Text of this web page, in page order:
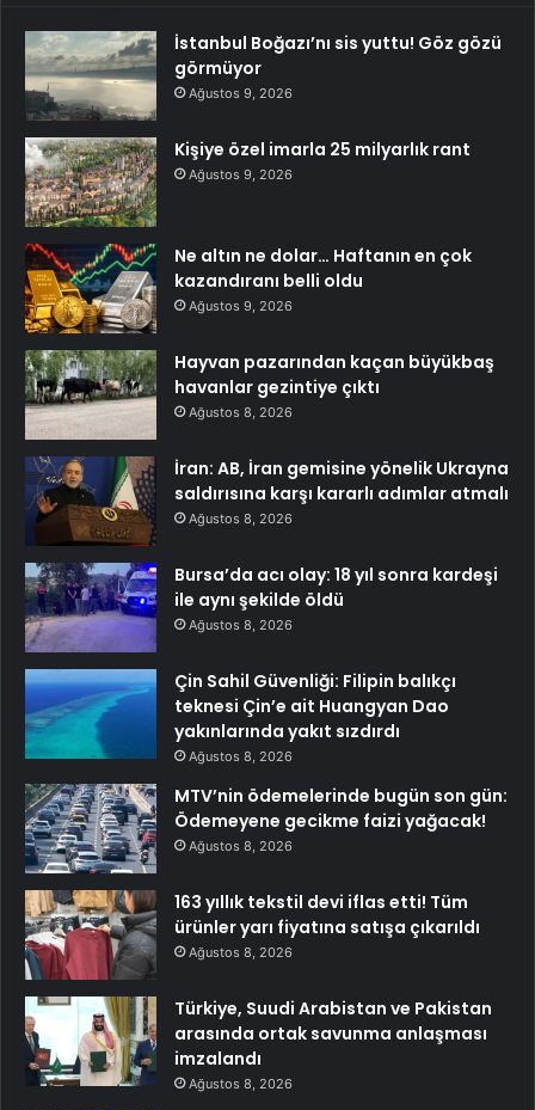
İstanbul Boğazı’nı sis yuttu! Göz gözü
görmüyor
Ağustos 9, 2026
Kişiye özel imarla 25 milyarlık rant
Ağustos 9, 2026
Ne altın ne dolar… Haftanın en çok
kazandıranı belli oldu
Ağustos 9, 2026
Hayvan pazarından kaçan büyükbaş
havanlar gezintiye çıktı
Ağustos 8, 2026
İran: AB, İran gemisine yönelik Ukrayna
saldırısına karşı kararlı adımlar atmalı
Ağustos 8, 2026
Bursa’da acı olay: 18 yıl sonra kardeşi
ile aynı şekilde öldü
Ağustos 8, 2026
Çin Sahil Güvenliği: Filipin balıkçı
teknesi Çin’e ait Huangyan Dao
yakınlarında yakıt sızdırdı
Ağustos 8, 2026
MTV’nin ödemelerinde bugün son gün:
Ödemeyene gecikme faizi yağacak!
Ağustos 8, 2026
163 yıllık tekstil devi iflas etti! Tüm
ürünler yarı fiyatına satışa çıkarıldı
Ağustos 8, 2026
Türkiye, Suudi Arabistan ve Pakistan
arasında ortak savunma anlaşması
imzalandı
Ağustos 8, 2026